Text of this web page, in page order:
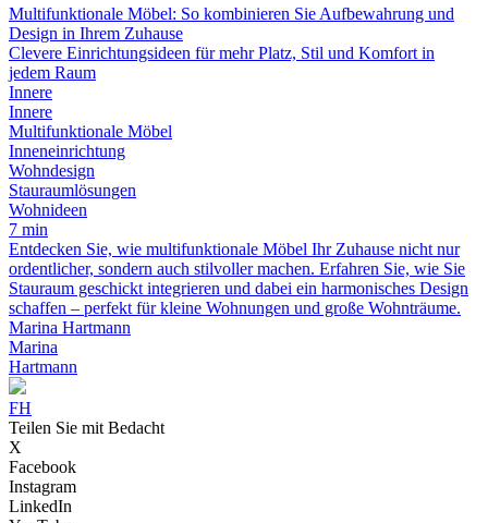
Multifunktionale Möbel: So kombinieren Sie Aufbewahrung und
Design in Ihrem Zuhause
Clevere Einrichtungsideen für mehr Platz, Stil und Komfort in
jedem Raum
Innere
Innere
Multifunktionale Möbel
Inneneinrichtung
Wohndesign
Stauraumlösungen
Wohnideen
7 min
Entdecken Sie, wie multifunktionale Möbel Ihr Zuhause nicht nur
ordentlicher, sondern auch stilvoller machen. Erfahren Sie, wie Sie
Stauraum geschickt integrieren und dabei ein harmonisches Design
schaffen – perfekt für kleine Wohnungen und große Wohnträume.
Marina Hartmann
Marina
Hartmann
FH
Teilen Sie mit Bedacht
X
Facebook
Instagram
LinkedIn